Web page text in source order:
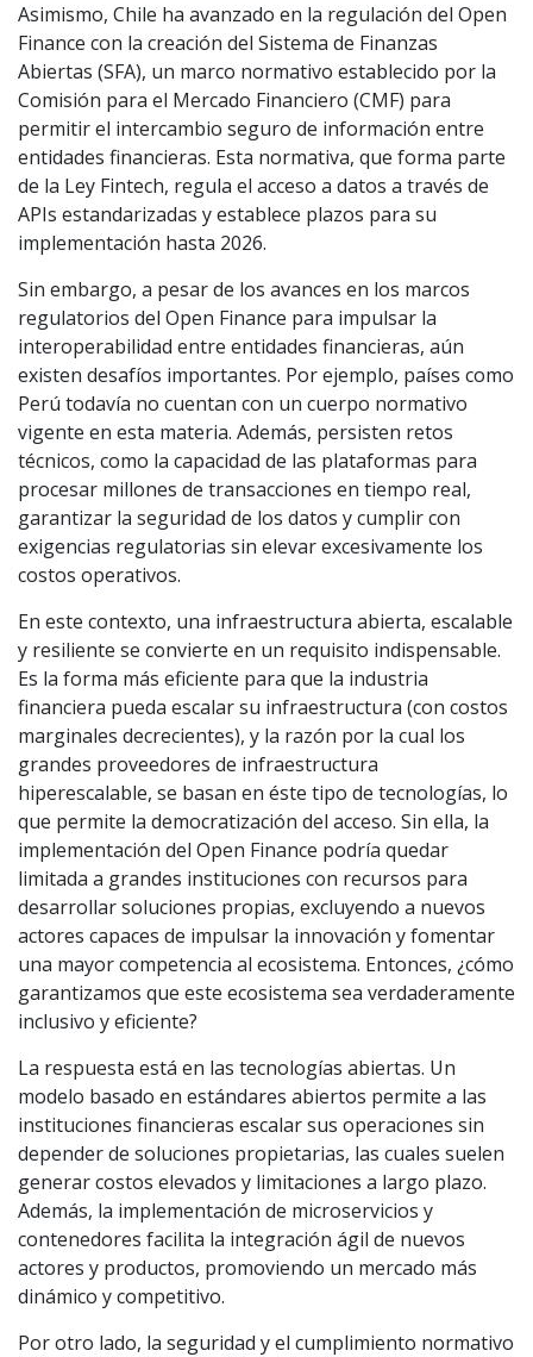
Asimismo, Chile ha avanzado en la regulación del Open
Finance con la creación del Sistema de Finanzas
Abiertas (SFA), un marco normativo establecido por la
Comisión para el Mercado Financiero (CMF) para
permitir el intercambio seguro de información entre
entidades financieras. Esta normativa, que forma parte
de la Ley Fintech, regula el acceso a datos a través de
APIs estandarizadas y establece plazos para su
implementación hasta 2026.
Sin embargo, a pesar de los avances en los marcos
regulatorios del Open Finance para impulsar la
interoperabilidad entre entidades financieras, aún
existen desafíos importantes. Por ejemplo, países como
Perú todavía no cuentan con un cuerpo normativo
vigente en esta materia. Además, persisten retos
técnicos, como la capacidad de las plataformas para
procesar millones de transacciones en tiempo real,
garantizar la seguridad de los datos y cumplir con
exigencias regulatorias sin elevar excesivamente los
costos operativos.
En este contexto, una infraestructura abierta, escalable
y resiliente se convierte en un requisito indispensable.
Es la forma más eficiente para que la industria
financiera pueda escalar su infraestructura (con costos
marginales decrecientes), y la razón por la cual los
grandes proveedores de infraestructura
hiperescalable, se basan en éste tipo de tecnologías, lo
que permite la democratización del acceso. Sin ella, la
implementación del Open Finance podría quedar
limitada a grandes instituciones con recursos para
desarrollar soluciones propias, excluyendo a nuevos
actores capaces de impulsar la innovación y fomentar
una mayor competencia al ecosistema. Entonces, ¿cómo
garantizamos que este ecosistema sea verdaderamente
inclusivo y eficiente?
La respuesta está en las tecnologías abiertas. Un
modelo basado en estándares abiertos permite a las
instituciones financieras escalar sus operaciones sin
depender de soluciones propietarias, las cuales suelen
generar costos elevados y limitaciones a largo plazo.
Además, la implementación de microservicios y
contenedores facilita la integración ágil de nuevos
actores y productos, promoviendo un mercado más
dinámico y competitivo.
Por otro lado, la seguridad y el cumplimiento normativo